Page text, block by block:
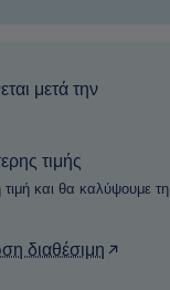
μετά την
τιμής
τιμή και θα καλύψουμε τη
διαθέσιμη